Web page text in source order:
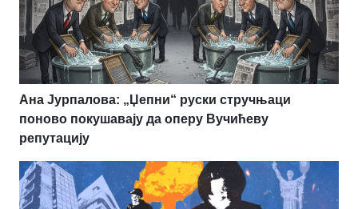
Ана Јурпалова: „Џепни“ руски стручњаци
поново покушавају да оперу Вучићеву
репутацију